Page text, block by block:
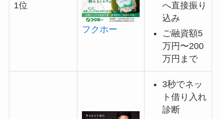
1位
フクホー
へ直接振り
込み
ご融資額5
万円〜200
万円まで
3秒でネッ
ト借り入れ
診断